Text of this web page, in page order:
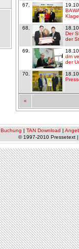
67.
68.
Der
der
69.
dm
der
70.
«
Buchung | TAN Download |
© 1997-2010 Pressetext